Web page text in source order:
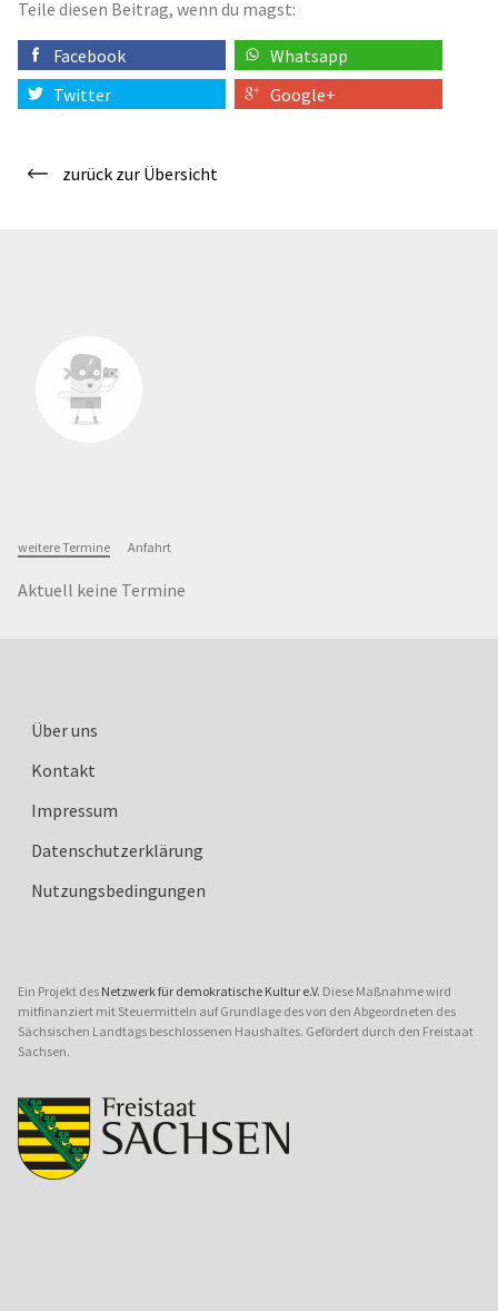
Teile diesen Beitrag, wenn du magst:
Facebook
Whatsapp
Twitter
Google+
zurück zur Übersicht
weitere Termine Anfahrt
Aktuell keine Termine
Über uns
Kontakt
Impressum
Datenschutzerklärung
Nutzungsbedingungen
Ein Projekt des Netzwerk für demokratische Kultur e.V. Diese Maßnahme wird
mitfinanziert mit Steuermitteln auf Grundlage des von den Abgeordneten des
Sächsischen Landtags beschlossenen Haushaltes. Gefördert durch den Freistaat
Sachsen.